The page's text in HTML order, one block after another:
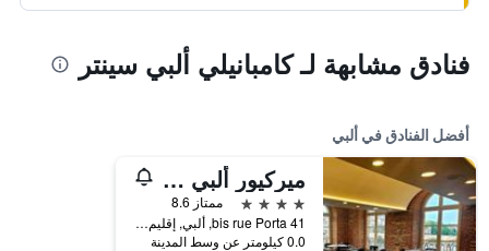
فنادق مشابهة لـ كامبانيلي ألبي سينتر
أفضل الفنادق في ألبي
ميركيور ألبي ريف دو تارن
4 نجوم
ممتاز 8.6
41 bis rue Porta, ألبي, إقليم تارن, فرنسا
0.0 كيلومتر عن وسط المدينة